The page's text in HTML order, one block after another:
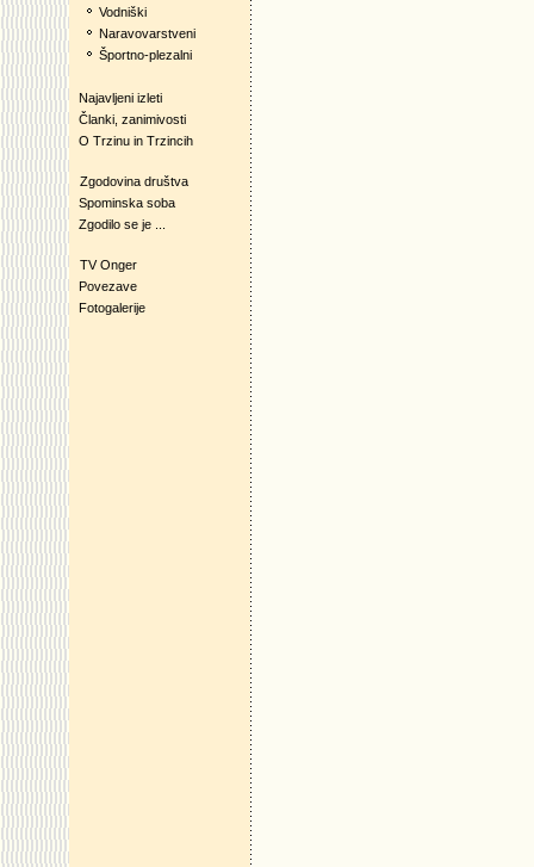
Vodniški
Naravovarstveni
Športno-plezalni
Najavljeni izleti
Članki, zanimivosti
O Trzinu in Trzincih
Zgodovina društva
Spominska soba
Zgodilo se je ...
TV Onger
Povezave
Fotogalerije